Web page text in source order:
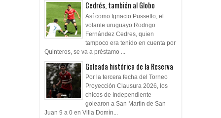
Cedrés, también al Globo
Así como Ignacio Pussetto, el
volante uruguayo Rodrigo
Fernández Cedres, quien
tampoco era tenido en cuenta por
Quinteros, se va a préstamo ...
Goleada histórica de la Reserva
Por la tercera fecha del Torneo
Proyección Clausura 2026, los
chicos de Independiente
golearon a San Martín de San
Juan 9 a 0 en Villa Domín...